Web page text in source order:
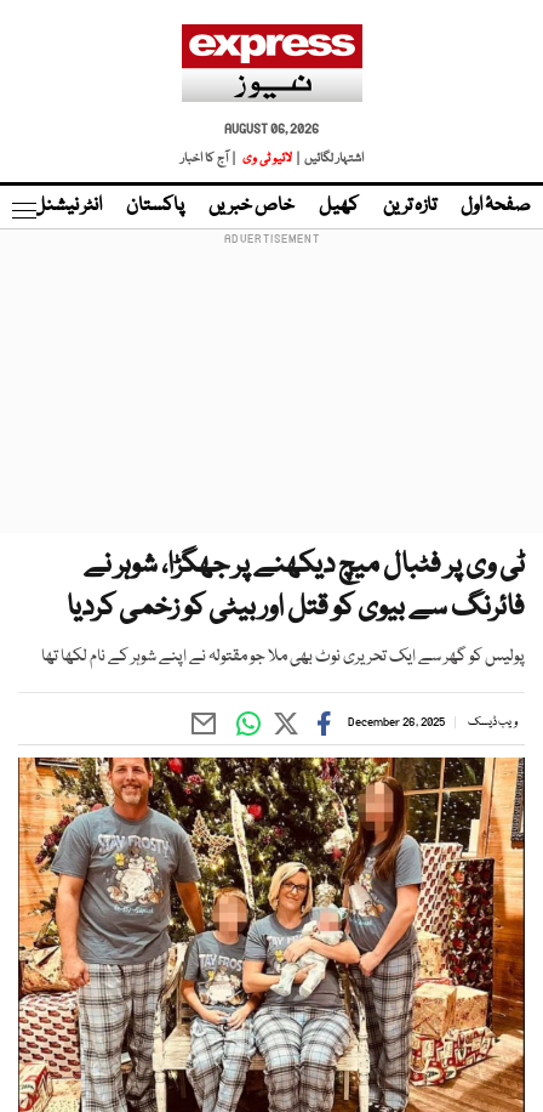
AUGUST 06, 2026
اشتہار لگائیں |
لائیو ٹی وی | آج کا اخبار
صفحۂ اول تازہ ترین کھیل خاص خبریں پاکستان انٹر نیشنل
ٹی وی پر فٹبال میچ دیکھنے پر جھگڑا، شوہر نے
فائرنگ سے بیوی کو قتل اور بیٹی کو زخمی کردیا
پولیس کو گھر سے ایک تحریری نوٹ بھی ملا جو مقتولہ نے اپنے شوہر کے نام لکھا تھا
ویب ڈیسک December 26, 2025